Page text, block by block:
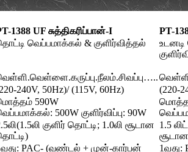
1388 UF சுத்திகரிப்பான்-I
PT-
வெப்பமாக்கல் & குளிர்வித்தல்
240V, 50Hz)/ (115V, 60Hz)
(220-
590W
500W குளிர்விப்பு: 90W
குளிர் தொட்டி; 1.0லி சூடான 1.5
PAC- (வண்டல் + முன்-கார்பன்